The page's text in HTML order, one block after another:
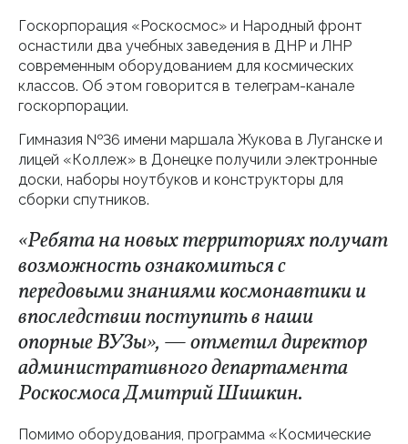
Госкорпорация «Роскосмос» и Народный фронт
оснастили два учебных заведения в ДНР и ЛНР
современным оборудованием для космических
классов. Об этом говорится в телеграм-канале
госкорпорации.
Гимназия №36 имени маршала Жукова в Луганске и
лицей «Коллеж» в Донецке получили электронные
доски, наборы ноутбуков и конструкторы для
сборки спутников.
«Ребята на новых территориях получат
возможность ознакомиться с
передовыми знаниями космонавтики и
впоследствии поступить в наши
опорные ВУЗы», — отметил директор
административного департамента
Роскосмоса Дмитрий Шишкин.
Помимо оборудования, программа «Космические